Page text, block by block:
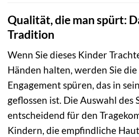
Qualität, die man spürt:
Tradition
Wenn Sie dieses Kinder
Händen halten, werden Sie
Engagement spüren, das in
geflossen ist. Die Auswahl des
entscheidend für den
Kindern, die empfindliche